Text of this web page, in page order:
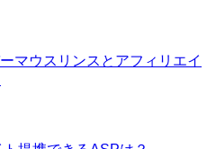
マウスリンスとアフィリエイ